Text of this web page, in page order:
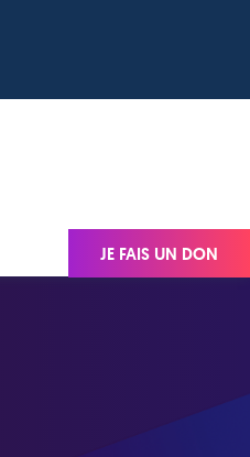
JE FAIS UN DON